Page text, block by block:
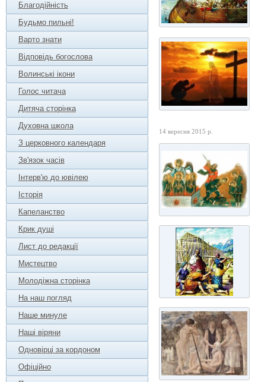
Благодійність
Будьмо пильні!
Варто знати
Відповідь богослова
Волинські ікони
Голос читача
Дитяча сторінка
Духовна школа
З церковного календаря
Зв'язок часів
Інтерв'ю до ювілею
Історія
Капеланство
Крик душі
Лист до редакції
Мистецтво
Молодіжна сторінка
На наш погляд
Наше минуле
Наші віряни
Одновірці за кордоном
Офіційно
14 вересня 2015 р.